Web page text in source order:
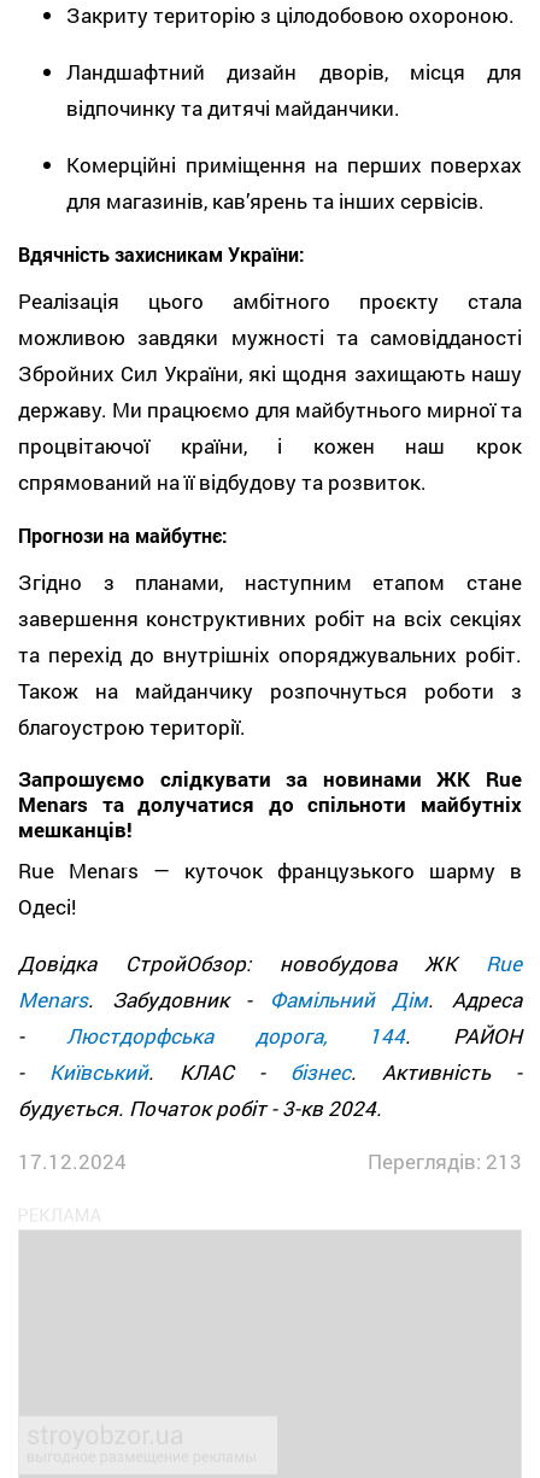
Закриту територію з цілодобовою охороною.
Ландшафтний дизайн дворів, місця для
відпочинку та дитячі майданчики.
Комерційні приміщення на перших поверхах
для магазинів, кав’ярень та інших сервісів.
Вдячність захисникам України:
Реалізація цього амбітного проєкту стала
можливою завдяки мужності та самовідданості
Збройних Сил України, які щодня захищають нашу
державу. Ми працюємо для майбутнього мирної та
процвітаючої країни, і кожен наш крок
спрямований на її відбудову та розвиток.
Прогнози на майбутнє:
Згідно з планами, наступним етапом стане
завершення конструктивних робіт на всіх секціях
та перехід до внутрішніх опоряджувальних робіт.
Також на майданчику розпочнуться роботи з
благоустрою території.
Запрошуємо слідкувати за новинами ЖК Rue
Menars та долучатися до спільноти майбутніх
мешканців!
Rue Menars — куточок французького шарму в
Одесі!
Довідка СтройОбзор: новобудова ЖК Rue
Menars. Забудовник - Фамільний Дім. Адреса
- Люстдорфська дорога, 144. РАЙОН
- Київський. КЛАС - бізнес. Активність -
будується. Початок робіт - 3-кв 2024.
17.12.2024
Переглядів: 213